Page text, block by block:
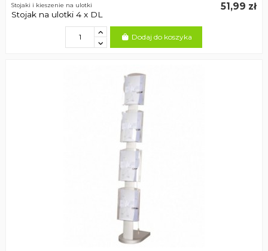
Stojaki i kieszenie na ulotki
Stojak na ulotki 4 x DL
51,99 zł
Dodaj do koszyka